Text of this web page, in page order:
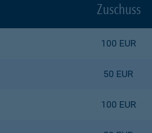
Zuschuss
100 EUR
50 EUR
100 EUR